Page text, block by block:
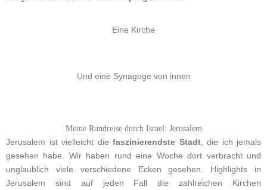
Eine Kirche
Und eine Synagoge von innen
Meine Rundreise durch Israel: Jerusalem
Jerusalem ist vielleicht die faszinierendste Stadt, die ich jemals
gesehen habe. Wir haben rund eine Woche dort verbracht und
unglaublich viele verschiedene Ecken gesehen. Highlights in
Jerusalem sind auf jeden Fall die zahlreichen Kirchen